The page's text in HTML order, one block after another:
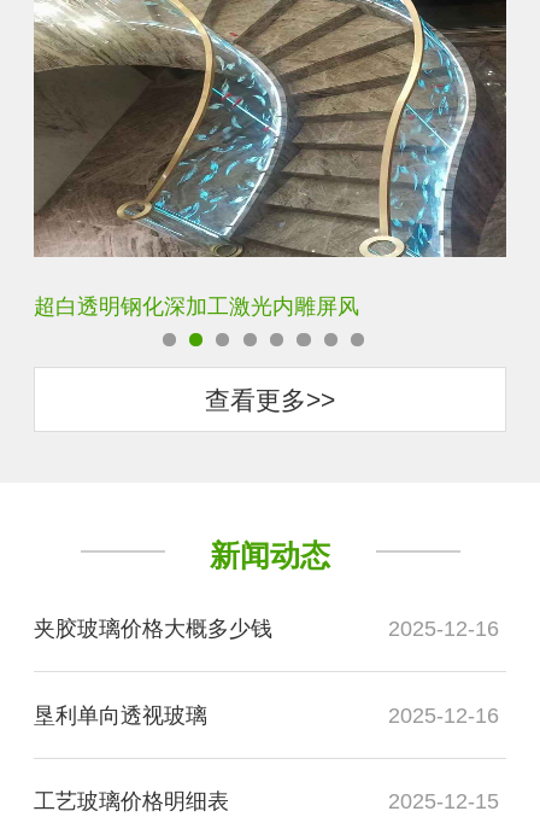
玄关水晶立体雕刻3D激光内雕玻璃
查看更多>>
新闻动态
夹胶玻璃价格大概多少钱 2025-12-16
垦利单向透视玻璃 2025-12-16
工艺玻璃价格明细表 2025-12-15